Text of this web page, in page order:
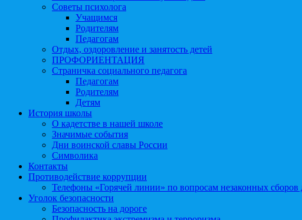
Советы психолога
Учащимся
Родителям
Педагогам
Отдых, оздоровление и занятость детей
ПРОФОРИЕНТАЦИЯ
Страничка социального педагога
Педагогам
Родителям
Детям
История школы
О кадетстве в нашей школе
Значимые события
Дни воинской славы России
Символика
Контакты
Противодействие коррупции
Телефоны «Горячей линии» по вопросам незаконных сборов
Уголок безопасности
Безопасность на дороге